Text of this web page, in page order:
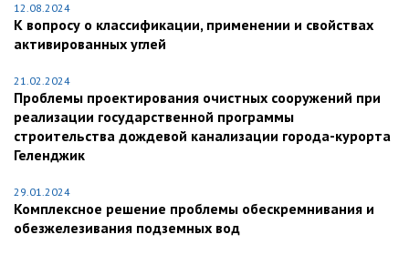
12.08.2024
К вопросу о классификации, применении и свойствах
активированных углей
21.02.2024
Проблемы проектирования очистных сооружений при
реализации государственной программы
строительства дождевой канализации города-курорта
Геленджик
29.01.2024
Комплексное решение проблемы обескремнивания и
обезжелезивания подземных вод